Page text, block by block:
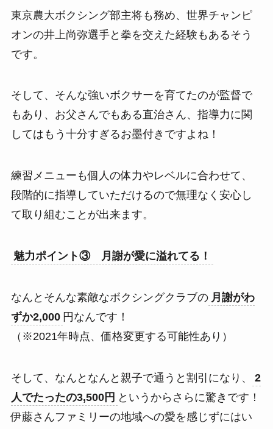
東京農大ボクシング部主将も務め、世界チャンピ
オンの井上尚弥選手と拳を交えた経験もあるそう
です。
そして、そんな強いボクサーを育てたのが監督で
もあり、お父さんでもある直治さん、指導力に関
してはもう十分すぎるお墨付きですよね！
練習メニューも個人の体力やレベルに合わせて、
段階的に指導していただけるので無理なく安心し
て取り組むことが出来ます。
魅力ポイント③ 月謝が愛に溢れてる！
なんとそんな素敵なボクシングクラブの 月謝がわ
ずか2,000 円なんです！
（※2021年時点、価格変更する可能性あり）
そして、なんとなんと親子で通うと割引になり、
2
人でたったの3,500円 というからさらに驚きです！
伊藤さんファミリーの地域への愛を感じずにはい